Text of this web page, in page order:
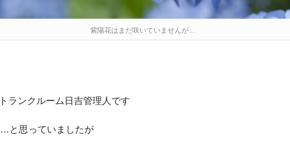
紫陽花はまだ咲いていませんが…
ランクルーム日吉管理人です
と思っていましたが